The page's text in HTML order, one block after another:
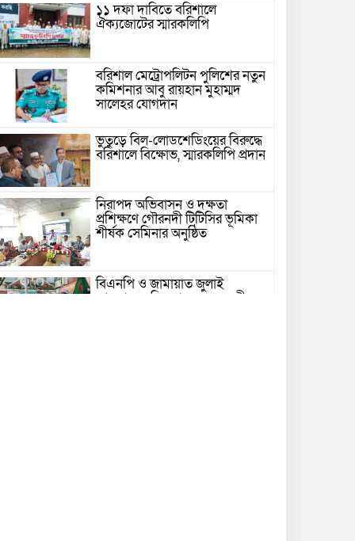
১১ দফা দাবিতে বরিশালে
ঐক্যজোটের স্মারকলিপি
বরিশাল মেট্রোপলিটন পুলিশের নতুন
কমিশনার আবু রায়হান মুহাম্মদ
সালেহর যোগদান
ভুতুড়ে বিল-লোডশেডিংয়ের বিরুদ্ধে
বরিশালে বিক্ষোভ, স্মারকলিপি প্রদান
নিরাপদ অভিবাসন ও দক্ষতা
প্রশিক্ষণে গৌরনদী টিটিসির ভূমিকা
শীর্ষক সেমিনার অনুষ্ঠিত
বিএনপি ও জামায়াত জুলাই
আন্দোলনে ছিল না: ফয়জুল করীম